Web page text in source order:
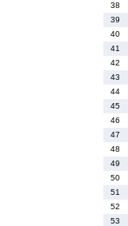
38
39
40
41
42
43
44
45
46
47
48
49
50
51
52
53